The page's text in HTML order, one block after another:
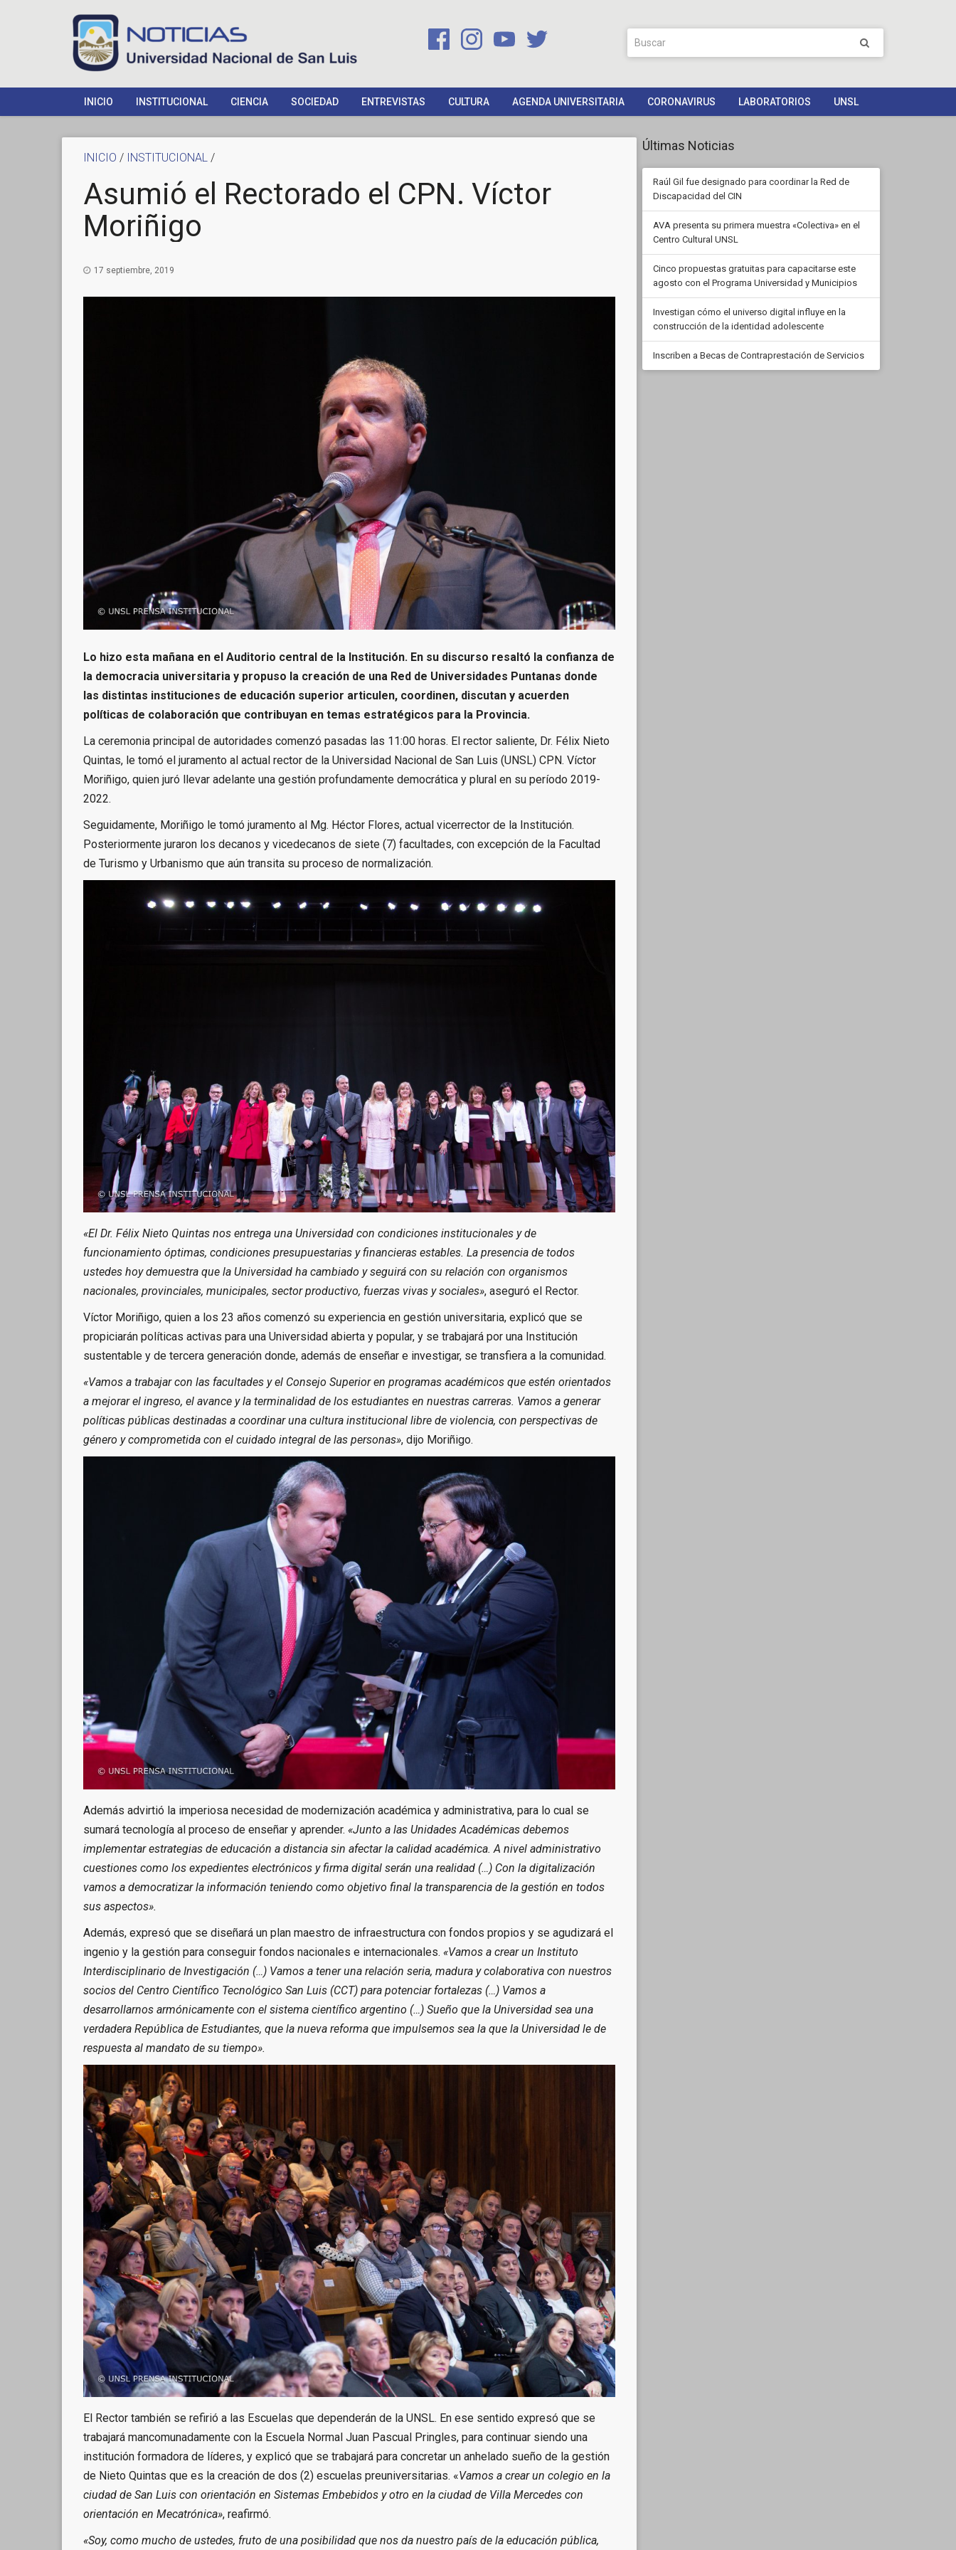
INICIO INSTITUCIONAL CIENCIA SOCIEDAD ENTREVISTAS CULTURA AGENDA UNIVERSITARIA CORONAVIRUS LABORATORIOS UNSL
INICIO / INSTITUCIONAL /
Asumió el Rectorado el CPN. Víctor
Moriñigo
17 septiembre, 2019
Lo hizo esta mañana en el Auditorio central de la Institución. En su discurso resaltó la confianza de
la democracia universitaria y propuso la creación de una Red de Universidades Puntanas donde
las distintas instituciones de educación superior articulen, coordinen, discutan y acuerden
políticas de colaboración que contribuyan en temas estratégicos para la Provincia.
La ceremonia principal de autoridades comenzó pasadas las 11:00 horas. El rector saliente, Dr. Félix Nieto
Quintas, le tomó el juramento al actual rector de la Universidad Nacional de San Luis (UNSL) CPN. Víctor
Moriñigo, quien juró llevar adelante una gestión profundamente democrática y plural en su período 2019-
2022.
Seguidamente, Moriñigo le tomó juramento al Mg. Héctor Flores, actual vicerrector de la Institución.
Posteriormente juraron los decanos y vicedecanos de siete (7) facultades, con excepción de la Facultad
de Turismo y Urbanismo que aún transita su proceso de normalización.
«El Dr. Félix Nieto Quintas nos entrega una Universidad con condiciones institucionales y de
funcionamiento óptimas, condiciones presupuestarias y financieras estables. La presencia de todos
ustedes hoy demuestra que la Universidad ha cambiado y seguirá con su relación con organismos
nacionales, provinciales, municipales, sector productivo, fuerzas vivas y sociales», aseguró el Rector.
Víctor Moriñigo, quien a los 23 años comenzó su experiencia en gestión universitaria, explicó que se
propiciarán políticas activas para una Universidad abierta y popular, y se trabajará por una Institución
sustentable y de tercera generación donde, además de enseñar e investigar, se transfiera a la comunidad.
«Vamos a trabajar con las facultades y el Consejo Superior en programas académicos que estén orientados
a mejorar el ingreso, el avance y la terminalidad de los estudiantes en nuestras carreras. Vamos a generar
políticas públicas destinadas a coordinar una cultura institucional libre de violencia, con perspectivas de
género y comprometida con el cuidado integral de las personas», dijo Moriñigo.
Además advirtió la imperiosa necesidad de modernización académica y administrativa, para lo cual se
sumará tecnología al proceso de enseñar y aprender. «Junto a las Unidades Académicas debemos
implementar estrategias de educación a distancia sin afectar la calidad académica. A nivel administrativo
cuestiones como los expedientes electrónicos y firma digital serán una realidad (…) Con la digitalización
vamos a democratizar la información teniendo como objetivo final la transparencia de la gestión en todos
sus aspectos».
Además, expresó que se diseñará un plan maestro de infraestructura con fondos propios y se agudizará el
ingenio y la gestión para conseguir fondos nacionales e internacionales. «Vamos a crear un Instituto
Interdisciplinario de Investigación (…) Vamos a tener una relación seria, madura y colaborativa con nuestros
socios del Centro Científico Tecnológico San Luis (CCT) para potenciar fortalezas (…) Vamos a
desarrollarnos armónicamente con el sistema científico argentino (…) Sueño que la Universidad sea una
verdadera República de Estudiantes, que la nueva reforma que impulsemos sea la que la Universidad le de
respuesta al mandato de su tiempo».
El Rector también se refirió a las Escuelas que dependerán de la UNSL. En ese sentido expresó que se
trabajará mancomunadamente con la Escuela Normal Juan Pascual Pringles, para continuar siendo una
institución formadora de líderes, y explicó que se trabajará para concretar un anhelado sueño de la gestión
de Nieto Quintas que es la creación de dos (2) escuelas preuniversitarias. «Vamos a crear un colegio en la
ciudad de San Luis con orientación en Sistemas Embebidos y otro en la ciudad de Villa Mercedes con
orientación en Mecatrónica», reafirmó.
«Soy, como mucho de ustedes, fruto de una posibilidad que nos da nuestro país de la educación pública,
Últimas Noticias
Raúl Gil fue designado para coordinar la Red de
Discapacidad del CIN
AVA presenta su primera muestra «Colectiva» en el
Centro Cultural UNSL
Cinco propuestas gratuitas para capacitarse este
agosto con el Programa Universidad y Municipios
Investigan cómo el universo digital influye en la
construcción de la identidad adolescente
Inscriben a Becas de Contraprestación de Servicios